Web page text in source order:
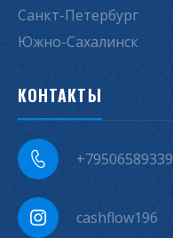
Санкт-Петербург
Южно-Сахалинск
КОНТАКТЫ
+79506589339
cashflow196